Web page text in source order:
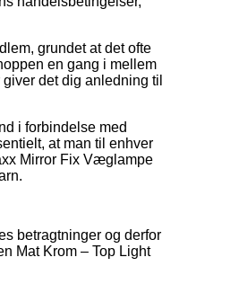
grundet at det ofte
en gang i mellem
det dig anledning til
i forbindelse med
at man til enhver
Mirror Fix Væglampe
betragtninger og derfor
Mat Krom – Top Light